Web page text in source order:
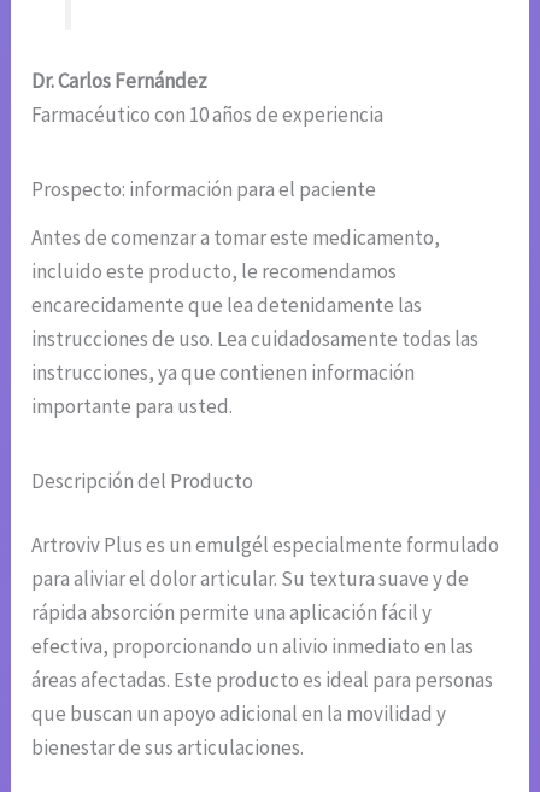
Dr. Carlos Fernández
Farmacéutico con 10 años de experiencia
Prospecto: información para el paciente
Antes de comenzar a tomar este medicamento,
incluido este producto, le recomendamos
encarecidamente que lea detenidamente las
instrucciones de uso. Lea cuidadosamente todas las
instrucciones, ya que contienen información
importante para usted.
Descripción del Producto
Artroviv Plus es un emulgél especialmente formulado
para aliviar el dolor articular. Su textura suave y de
rápida absorción permite una aplicación fácil y
efectiva, proporcionando un alivio inmediato en las
áreas afectadas. Este producto es ideal para personas
que buscan un apoyo adicional en la movilidad y
bienestar de sus articulaciones.